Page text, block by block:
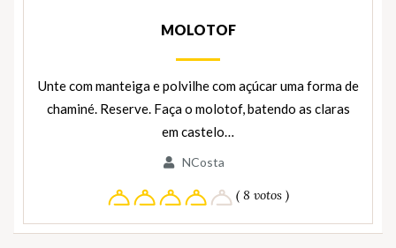
MOLOTOF
Unte com manteiga e polvilhe com açúcar uma forma de
chaminé. Reserve. Faça o molotof, batendo as claras
em castelo…
NCosta
( 8 votos )